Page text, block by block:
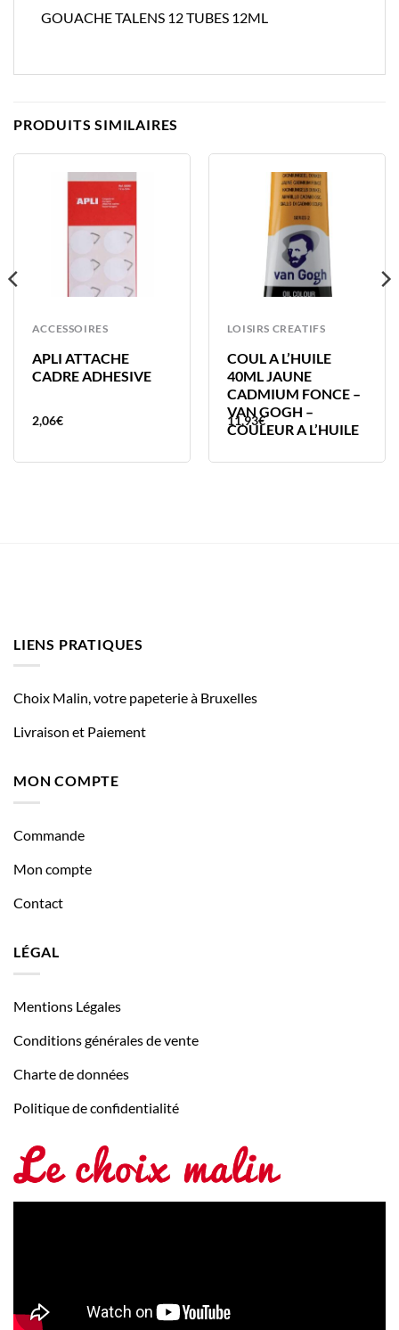
GOUACHE TALENS 12 TUBES 12ML
PRODUITS SIMILAIRES
ACCESSOIRES
APLI ATTACHE
CADRE ADHESIVE
2,06€
LOISIRS CREATIFS
COUL A L’HUILE
40ML JAUNE
CADMIUM FONCE –
VAN GOGH –
COULEUR A L’HUILE
11,93€
LIENS PRATIQUES
Choix Malin, votre papeterie à Bruxelles
Livraison et Paiement
MON COMPTE
Commande
Mon compte
Contact
LÉGAL
Mentions Légales
Conditions générales de vente
Charte de données
Politique de confidentialité